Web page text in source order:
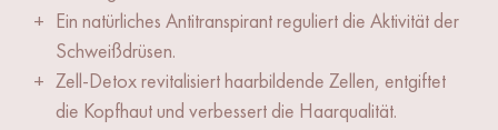
Ein natürliches Antitranspirant reguliert die Aktivität der
Schweißdrüsen.
Zell-Detox revitalisiert haarbildende Zellen, entgiftet
die Kopfhaut und verbessert die Haarqualität.